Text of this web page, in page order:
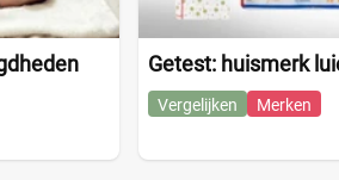
Getest: huismerk
Vergelijken Merken